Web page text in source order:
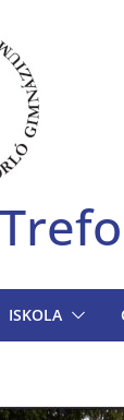
ISKOLA